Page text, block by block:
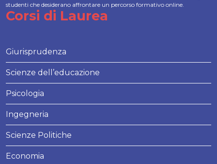
studenti che desiderano affrontare un percorso formativo online.
Corsi di Laurea
Giurisprudenza
Scienze dell’educazione
Psicologia
Ingegneria
Scienze Politiche
Economia